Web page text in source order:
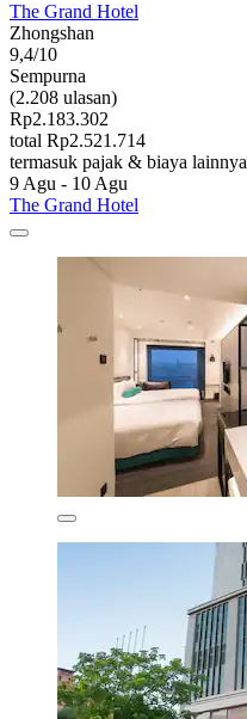
The Grand Hotel
Zhongshan
9,4/10
Sempurna
(2.208 ulasan)
Rp2.183.302
total Rp2.521.714
termasuk pajak & biaya lainnya
9 Agu - 10 Agu
The Grand Hotel